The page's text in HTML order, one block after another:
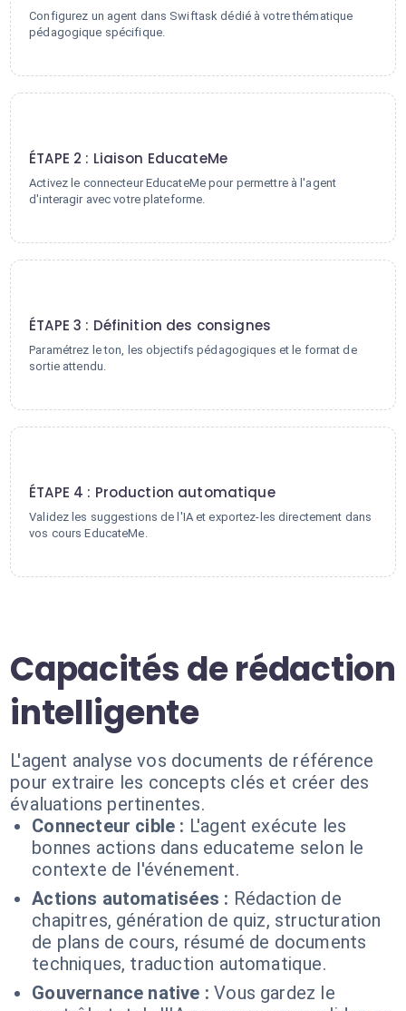
Configurez un agent dans Swiftask dédié à votre thématique
pédagogique spécifique.
ÉTAPE 2 : Liaison EducateMe
Activez le connecteur EducateMe pour permettre à l'agent
d'interagir avec votre plateforme.
ÉTAPE 3 : Définition des consignes
Paramétrez le ton, les objectifs pédagogiques et le format de
sortie attendu.
ÉTAPE 4 : Production automatique
Validez les suggestions de l'IA et exportez-les directement dans
vos cours EducateMe.
Capacités de rédaction
intelligente
L'agent analyse vos documents de référence
pour extraire les concepts clés et créer des
évaluations pertinentes.
Connecteur cible : L'agent exécute les
bonnes actions dans educateme selon le
contexte de l'événement.
Actions automatisées : Rédaction de
chapitres, génération de quiz, structuration
de plans de cours, résumé de documents
techniques, traduction automatique.
Gouvernance native : Vous gardez le